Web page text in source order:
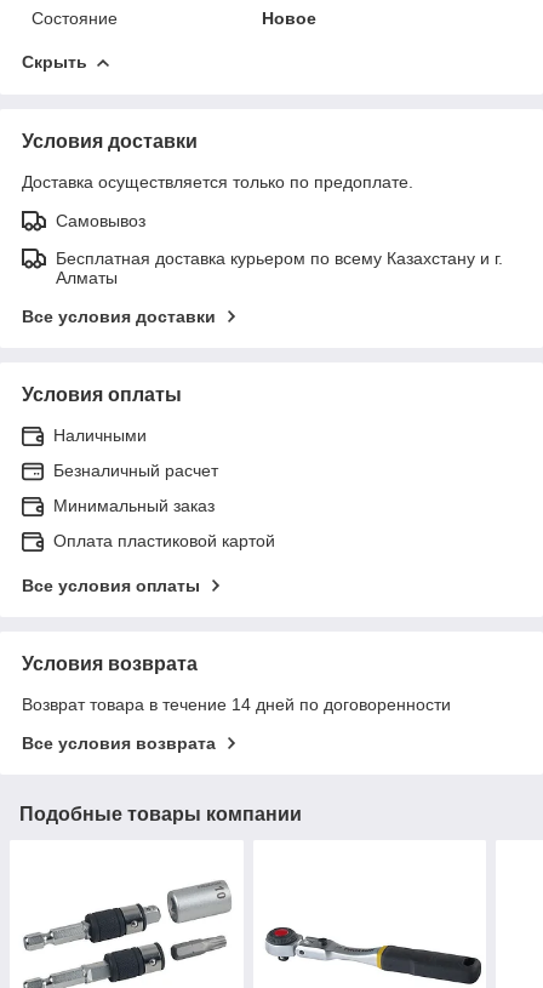
Состояние Новое
Скрыть
Условия доставки
Доставка осуществляется только по предоплате.
Самовывоз
Бесплатная доставка курьером по всему Казахстану и г.
Алматы
Все условия доставки
Условия оплаты
Наличными
Безналичный расчет
Минимальный заказ
Оплата пластиковой картой
Все условия оплаты
Условия возврата
Возврат товара в течение 14 дней по договоренности
Все условия возврата
Подобные товары компании